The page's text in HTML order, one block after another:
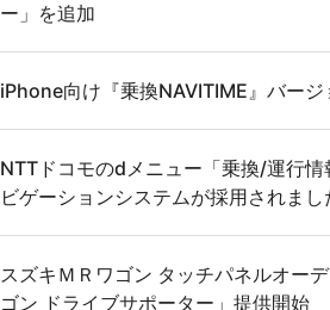
ー」を追加
iPhone向け『乗換NAVITIME』バー
NTTドコモのdメニュー「乗換/運行
ビゲーションシステムが採用されまし
スズキＭＲワゴン タッチパネルオー
ゴン ドライブサポーター」提供開始